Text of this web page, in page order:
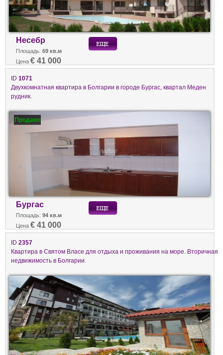
Несебр
Площадь: 69 кв.м
Цена € 41 000
ID 1071
Двухкомнатная квартира в Болгарии в городе Бургас, квартал Меден
рудник.
Продано
Бургас
Площадь: 94 кв.м
Цена € 41 000
ID 2357
Квартира в Святом Власе для отдыха и проживания на море. Вторичная
недвижимость в Болгарии.